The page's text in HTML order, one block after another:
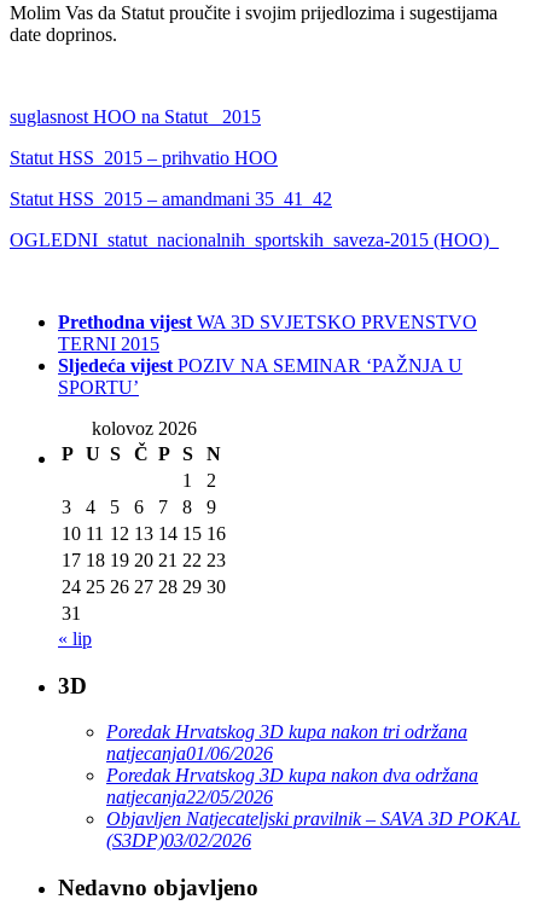
Molim Vas da Statut proučite i svojim prijedlozima i sugestijama
date doprinos.
suglasnost HOO na Statut _2015
Statut HSS_2015 – prihvatio HOO
Statut HSS_2015 – amandmani 35_41_42
OGLEDNI_statut_nacionalnih_sportskih_saveza-2015 (HOO)_
Prethodna vijest WA 3D SVJETSKO PRVENSTVO
TERNI 2015
Sljedeća vijest POZIV NA SEMINAR ‘PAŽNJA U
SPORTU’
kolovoz 2026
P U S Č P S
N
1
2
3
4 5 6 7 8
9
10 11 12 13 14 15 16
17 18 19 20 21 22 23
24 25 26 27 28 29 30
31
« lip
3D
Poredak Hrvatskog 3D kupa nakon tri održana
natjecanja01/06/2026
Poredak Hrvatskog 3D kupa nakon dva održana
natjecanja22/05/2026
Objavljen Natjecateljski pravilnik – SAVA 3D POKAL
(S3DP)03/02/2026
Nedavno objavljeno